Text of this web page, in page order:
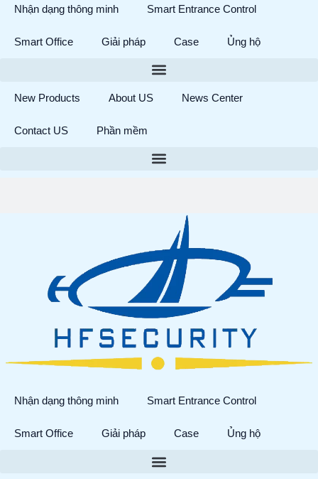
Nhận dạng thông minh Smart Entrance Control
Smart Office Giải pháp Case Ủng hộ
New Products About US News Center
Contact US Phần mềm
Nhận dạng thông minh Smart Entrance Control
Smart Office Giải pháp Case Ủng hộ